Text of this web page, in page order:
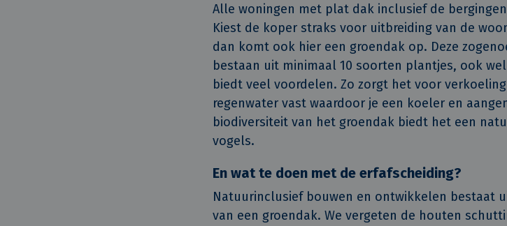
Alle woningen met plat dak inclusief de
Kiest de koper straks voor uitbreiding van de
dan komt ook hier een groendak op. Deze
bestaan uit minimaal 10 soorten plantjes, ook
biedt veel voordelen. Zo zorgt het voor
regenwater vast waardoor je een koeler en
biodiversiteit van het groendak biedt het een
vogels.
En wat te doen met de erfafscheiding?
Natuurinclusief bouwen en ontwikkelen bestaat
van een groendak. We vergeten de houten